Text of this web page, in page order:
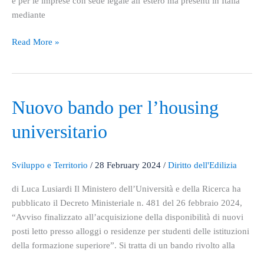
mediante
Read More »
Nuovo bando per l’housing
universitario
Sviluppo e Territorio / 28 February 2024 / Diritto dell'Edilizia
di Luca Lusiardi Il Ministero dell’Università e della Ricerca ha
pubblicato il Decreto Ministeriale n. 481 del 26 febbraio 2024,
“Avviso finalizzato all’acquisizione della disponibilità di nuovi
posti letto presso alloggi o residenze per studenti delle istituzioni
della formazione superiore”. Si tratta di un bando rivolto alla
Nuovo
bando
per